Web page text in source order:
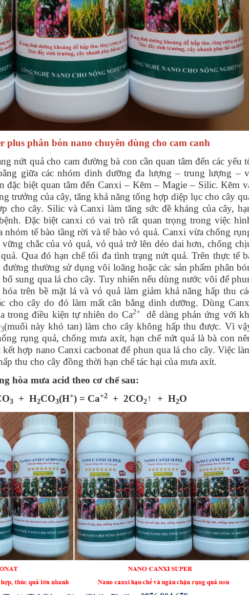
plus phân bón nano chuyên dùng cho cam canh
nứt quả cho cam đường bà con cần quan tâm đến các yếu
giữa các nhóm dinh dưỡng đa lượng – trung lượng –
đặc biệt quan tâm đến Canxi – Kẽm – Magie – Silic. Kẽm
trưởng của cây, tăng khả năng tổng hợp diệp lục cho cây
cho cây. Silic và Canxi làm tăng sức đề kháng của cây,
Đặc biệt canxi có vai trò rất quan trọng trong việc
nhóm tế bào tầng rời và tế bào vỏ quả. Canxi vừa chống
chắc của vỏ quả, vỏ quả trở lên dẻo dai hơn, chống
Qua đó hạn chế tối đa tình trạng nứt quả. Trên thực tế
thường sử dụng vôi loãng hoặc các sản phẩm phân
bổ sung qua lá cho cây. Tuy nhiên nếu dùng nước vôi để
trên bề mặt lá và vỏ quả làm giảm khả năng hấp thu
cho cây do đó làm mất cân bằng dinh dưỡng. Dùng
trong điều kiện tự nhiên do Ca2+dễ dàng phản ứng với
3(muối này khó tan) làm cho cây không hấp thu được. Vì
rụng quả, chống mưa axít, hạn chế nứt quả là bà con
hợp nano Canxi cacbonat để phun qua lá cho cây. Việc
thu cho cây đồng thời hạn chế tác hại của mưa axít.
hòa mưa acid theo cơ chế sau:
3 + H2CO3(H+) = Ca+2+ 2CO2↑ + H2O